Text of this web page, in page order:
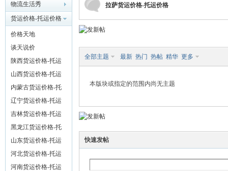
物流生活秀
货运价格-托运价格
价格天地
谈天说价
陕西货运价格-托运
价格
山西货运价格-托运
价格
内蒙古货运价格-托
运价格
辽宁货运价格-托运
价格
吉林货运价格-托运
价格
黑龙江货运价格-托
运价格
山东货运价格-托运
价格
河北货运价格-托运
价格
河南货运价格-托运
拉萨货运价格-托运价格
全部主题 最新 热门 热帖 精华 更多
本版块或指定的范围内尚无主题
快速发帖